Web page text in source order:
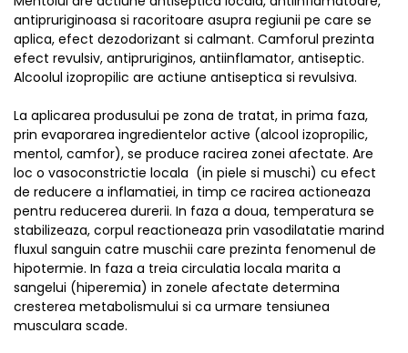
antipruriginoasa si racoritoare asupra regiunii pe care se
aplica, efect dezodorizant si calmant. Camforul prezinta
efect revulsiv, antipruriginos, antiinflamator, antiseptic.
Alcoolul izopropilic are actiune antiseptica si revulsiva.
La aplicarea produsului pe zona de tratat, in prima faza,
prin evaporarea ingredientelor active (alcool izopropilic,
mentol, camfor), se produce racirea zonei afectate. Are
loc o vasoconstrictie locala (in piele si muschi) cu efect
de reducere a inflamatiei, in timp ce racirea actioneaza
pentru reducerea durerii. In faza a doua, temperatura se
stabilizeaza, corpul reactioneaza prin vasodilatatie marind
fluxul sanguin catre muschii care prezinta fenomenul de
hipotermie. In faza a treia circulatia locala marita a
sangelui (hiperemia) in zonele afectate determina
cresterea metabolismului si ca urmare tensiunea
musculara scade.